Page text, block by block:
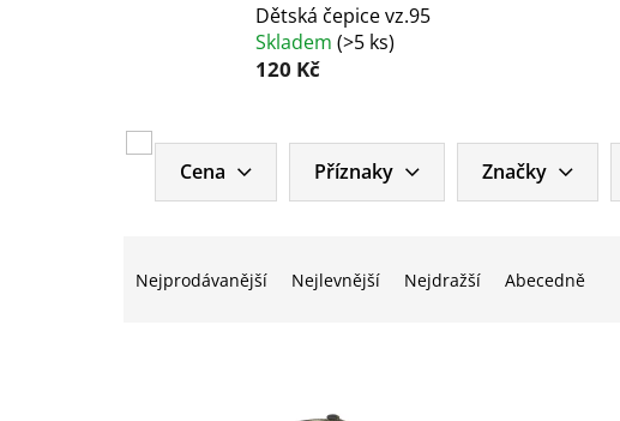
Dětská čepice vz.95
Skladem (>5 ks)
120 Kč
Nejprodávanější Nejlevnější Nejdražší Abecedně
Značky
Příznaky
Cena
V